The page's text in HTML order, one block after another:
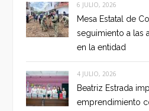
6 JULIO, 2026
Mesa Estatal de
seguimiento a las
en la entidad
4 JULIO, 2026
Beatriz Estrada
emprendimiento